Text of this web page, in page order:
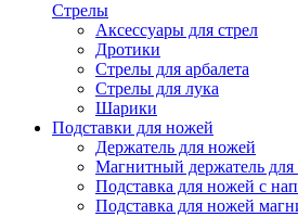
Стрелы
Аксессуары для стрел
Дротики
Стрелы для арбалета
Стрелы для лука
Шарики
Подставки для ножей
Держатель для ножей
Магнитный держатель
Подставка для ножей с
Подставка для ножей